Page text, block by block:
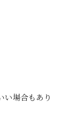
い場合もあり